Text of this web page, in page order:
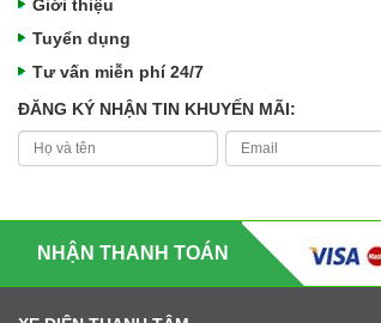
Giới thiệu
Tuyển dụng
Tư vấn miễn phí 24/7
ĐĂNG KÝ NHẬN TIN KHUYẾN MÃI:
NHẬN THANH TOÁN